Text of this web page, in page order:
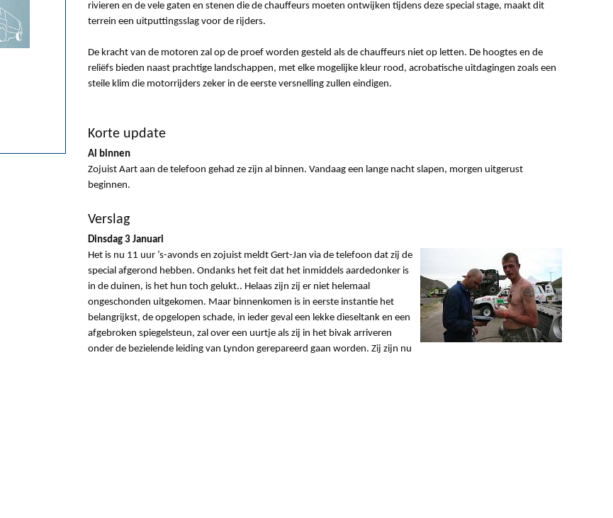
rivieren en de vele gaten en stenen die de chauffeurs moeten ontwijken tijdens deze special stage, maakt dit
terrein een uitputtingsslag voor de rijders.
De kracht van de motoren zal op de proef worden gesteld als de chauffeurs niet op letten. De hoogtes en de
reliëfs bieden naast prachtige landschappen, met elke mogelijke kleur rood, acrobatische uitdagingen zoals een
steile klim die motorrijders zeker in de eerste versnelling zullen eindigen.
Korte update
Al binnen
Zojuist Aart aan de telefoon gehad ze zijn al binnen. Vandaag een lange nacht slapen, morgen uitgerust
beginnen.
Verslag
Dinsdag 3 Januari
Het is nu 11 uur ’s-avonds en zojuist meldt Gert-Jan via de telefoon dat zij de
special afgerond hebben. Ondanks het feit dat het inmiddels aardedonker is
in de duinen, is het hun toch gelukt.. Helaas zijn zij er niet helemaal
ongeschonden uitgekomen. Maar binnenkomen is in eerste instantie het
belangrijkst, de opgelopen schade, in ieder geval een lekke dieseltank en een
afgebroken spiegelsteun, zal over een uurtje als zij in het bivak arriveren
onder de bezielende leiding van Lyndon gerepareerd gaan worden. Zij zijn nu